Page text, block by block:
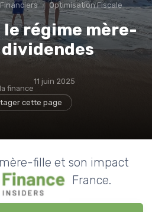
Optimisation Fiscale
régime mère-
finance
11 juin 2025
cette page
fille et son impact
en France.